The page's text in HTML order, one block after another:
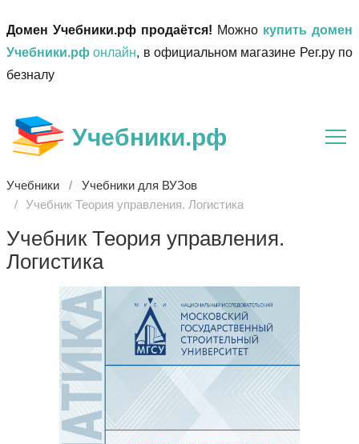
Домен Учебники.рф продаётся! Можно купить домен
Учебники.рф онлайн, в официальном магазине Рег.ру по
безналу
Учебники.рф
Учебники
Учебники для ВУЗов
Учебник Теория управления. Логистика
Учебник Теория управления.
Логистика